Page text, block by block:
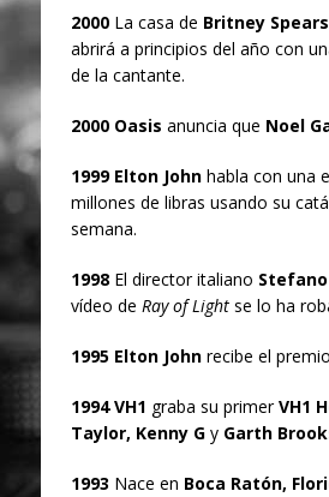
2000La casa de Britney Spears
abrirá a principios del año con
de la cantante.
2000 Oasis anuncia que Noel
1999 Elton Johnhabla con una
millones de libras usando su
semana.
1998El director italiano
vídeo de Ray of Lightse lo ha
1995 Elton Johnrecibe el premio
1994 VH1 graba su primerVH1
Taylor, Kenny Gy Garth
1993 Nace en Boca Ratón,